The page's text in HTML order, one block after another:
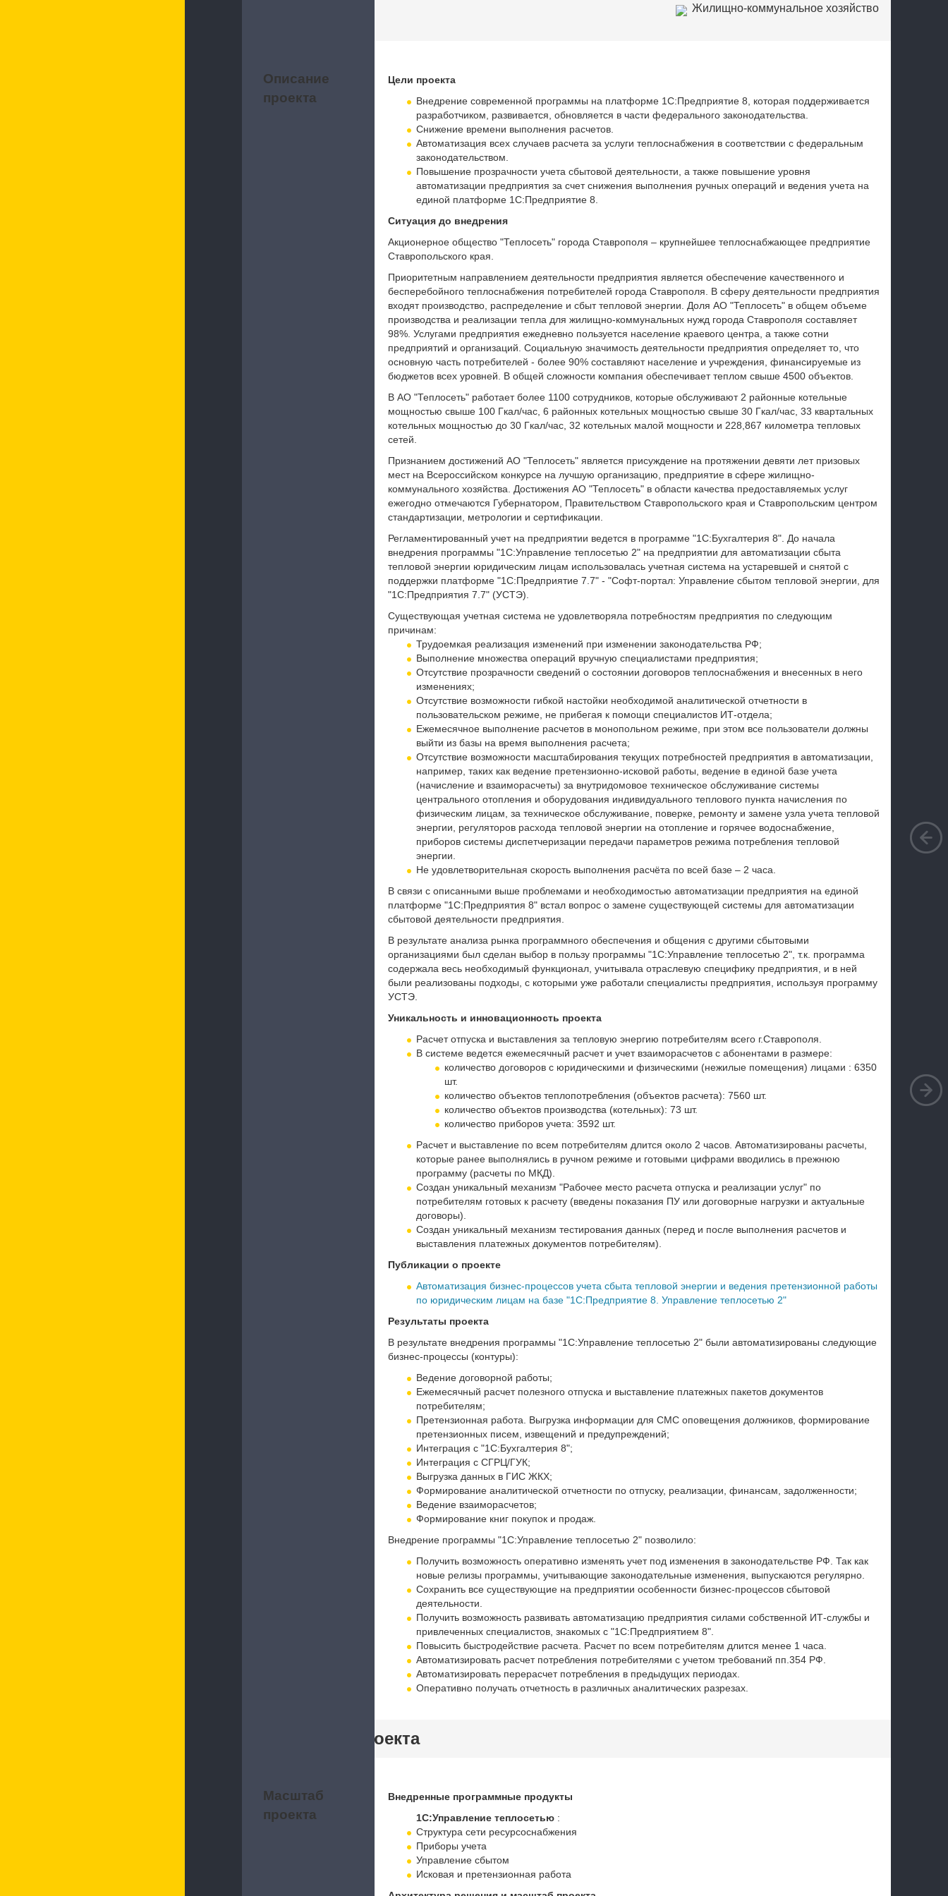
Жилищно-коммунальное хозяйство
Описание
проекта
Цели проекта
Внедрение современной программы на платформе 1С:Предприятие 8, которая поддерживается
разработчиком, развивается, обновляется в части федерального законодательства.
Снижение времени выполнения расчетов.
Автоматизация всех случаев расчета за услуги теплоснабжения в соответствии с федеральным
законодательством.
Повышение прозрачности учета сбытовой деятельности, а также повышение уровня
автоматизации предприятия за счет снижения выполнения ручных операций и ведения учета на
единой платформе 1С:Предприятие 8.
Ситуация до внедрения
Акционерное общество "Теплосеть" города Ставрополя – крупнейшее теплоснабжающее предприятие
Ставропольского края.
Приоритетным направлением деятельности предприятия является обеспечение качественного и
бесперебойного теплоснабжения потребителей города Ставрополя. В сферу деятельности предприятия
входят производство, распределение и сбыт тепловой энергии. Доля АО "Теплосеть" в общем объеме
производства и реализации тепла для жилищно-коммунальных нужд города Ставрополя составляет
98%. Услугами предприятия ежедневно пользуется население краевого центра, а также сотни
предприятий и организаций. Социальную значимость деятельности предприятия определяет то, что
основную часть потребителей - более 90% составляют население и учреждения, финансируемые из
бюджетов всех уровней. В общей сложности компания обеспечивает теплом свыше 4500 объектов.
В АО "Теплосеть" работает более 1100 сотрудников, которые обслуживают 2 районные котельные
мощностью свыше 100 Гкал/час, 6 районных котельных мощностью свыше 30 Гкал/час, 33 квартальных
котельных мощностью до 30 Гкал/час, 32 котельных малой мощности и 228,867 километра тепловых
сетей.
Признанием достижений АО "Теплосеть" является присуждение на протяжении девяти лет призовых
мест на Всероссийском конкурсе на лучшую организацию, предприятие в сфере жилищно-
коммунального хозяйства. Достижения АО "Теплосеть" в области качества предоставляемых услуг
ежегодно отмечаются Губернатором, Правительством Ставропольского края и Ставропольским центром
стандартизации, метрологии и сертификации.
Регламентированный учет на предприятии ведется в программе "1С:Бухгалтерия 8". До начала
внедрения программы "1С:Управление теплосетью 2" на предприятии для автоматизации сбыта
тепловой энергии юридическим лицам использовалась учетная система на устаревшей и снятой с
поддержки платформе "1С:Предприятие 7.7" - "Софт-портал: Управление сбытом тепловой энергии, для
"1С:Предприятия 7.7" (УСТЭ).
Существующая учетная система не удовлетворяла потребностям предприятия по следующим
причинам:
Трудоемкая реализация изменений при изменении законодательства РФ;
Выполнение множества операций вручную специалистами предприятия;
Отсутствие прозрачности сведений о состоянии договоров теплоснабжения и внесенных в него
изменениях;
Отсутствие возможности гибкой настойки необходимой аналитической отчетности в
пользовательском режиме, не прибегая к помощи специалистов ИТ-отдела;
Ежемесячное выполнение расчетов в монопольном режиме, при этом все пользователи должны
выйти из базы на время выполнения расчета;
Отсутствие возможности масштабирования текущих потребностей предприятия в автоматизации,
например, таких как ведение претензионно-исковой работы, ведение в единой базе учета
(начисление и взаиморасчеты) за внутридомовое техническое обслуживание системы
центрального отопления и оборудования индивидуального теплового пункта начисления по
физическим лицам, за техническое обслуживание, поверке, ремонту и замене узла учета тепловой
энергии, регуляторов расхода тепловой энергии на отопление и горячее водоснабжение,
приборов системы диспетчеризации передачи параметров режима потребления тепловой
энергии.
Не удовлетворительная скорость выполнения расчёта по всей базе – 2 часа.
В связи с описанными выше проблемами и необходимостью автоматизации предприятия на единой
платформе "1С:Предприятия 8" встал вопрос о замене существующей системы для автоматизации
сбытовой деятельности предприятия.
В результате анализа рынка программного обеспечения и общения с другими сбытовыми
организациями был сделан выбор в пользу программы "1С:Управление теплосетью 2", т.к. программа
содержала весь необходимый функционал, учитывала отраслевую специфику предприятия, и в ней
были реализованы подходы, с которыми уже работали специалисты предприятия, используя программу
УСТЭ.
Уникальность и инновационность проекта
Расчет отпуска и выставления за тепловую энергию потребителям всего г.Ставрополя.
В системе ведется ежемесячный расчет и учет взаиморасчетов с абонентами в размере:
количество договоров с юридическими и физическими (нежилые помещения) лицами : 6350
шт.
количество объектов теплопотребления (объектов расчета): 7560 шт.
количество объектов производства (котельных): 73 шт.
количество приборов учета: 3592 шт.
Расчет и выставление по всем потребителям длится около 2 часов. Автоматизированы расчеты,
которые ранее выполнялись в ручном режиме и готовыми цифрами вводились в прежнюю
программу (расчеты по МКД).
Создан уникальный механизм "Рабочее место расчета отпуска и реализации услуг" по
потребителям готовых к расчету (введены показания ПУ или договорные нагрузки и актуальные
договоры).
Создан уникальный механизм тестирования данных (перед и после выполнения расчетов и
выставления платежных документов потребителям).
Публикации о проекте
Автоматизация бизнес-процессов учета сбыта тепловой энергии и ведения претензионной работы
по юридическим лицам на базе "1С:Предприятие 8. Управление теплосетью 2"
Результаты проекта
В результате внедрения программы "1С:Управление теплосетью 2" были автоматизированы следующие
бизнес-процессы (контуры):
Ведение договорной работы;
Ежемесячный расчет полезного отпуска и выставление платежных пакетов документов
потребителям;
Претензионная работа. Выгрузка информации для СМС оповещения должников, формирование
претензионных писем, извещений и предупреждений;
Интеграция с "1С:Бухгалтерия 8";
Интеграция с СГРЦ/ГУК;
Выгрузка данных в ГИС ЖКХ;
Формирование аналитической отчетности по отпуску, реализации, финансам, задолженности;
Ведение взаиморасчетов;
Формирование книг покупок и продаж.
Внедрение программы "1С:Управление теплосетью 2" позволило:
Получить возможность оперативно изменять учет под изменения в законодательстве РФ. Так как
новые релизы программы, учитывающие законодательные изменения, выпускаются регулярно.
Сохранить все существующие на предприятии особенности бизнес-процессов сбытовой
деятельности.
Получить возможность развивать автоматизацию предприятия силами собственной ИТ-службы и
привлеченных специалистов, знакомых с "1С:Предприятием 8".
Повысить быстродействие расчета. Расчет по всем потребителям длится менее 1 часа.
Автоматизировать расчет потребления потребителями с учетом требований пп.354 РФ.
Автоматизировать перерасчет потребления в предыдущих периодах.
Оперативно получать отчетность в различных аналитических разрезах.
Характеристики проекта
Масштаб
проекта
Внедренные программные продукты
1С:Управление теплосетью:
Структура сети ресурсоснабжения
Приборы учета
Управление сбытом
Исковая и претензионная работа